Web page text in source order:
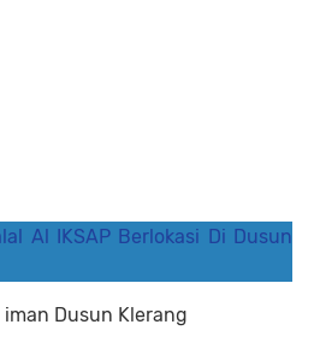
Al IKSAP Berlokasi Di Dusun
Dusun Klerang